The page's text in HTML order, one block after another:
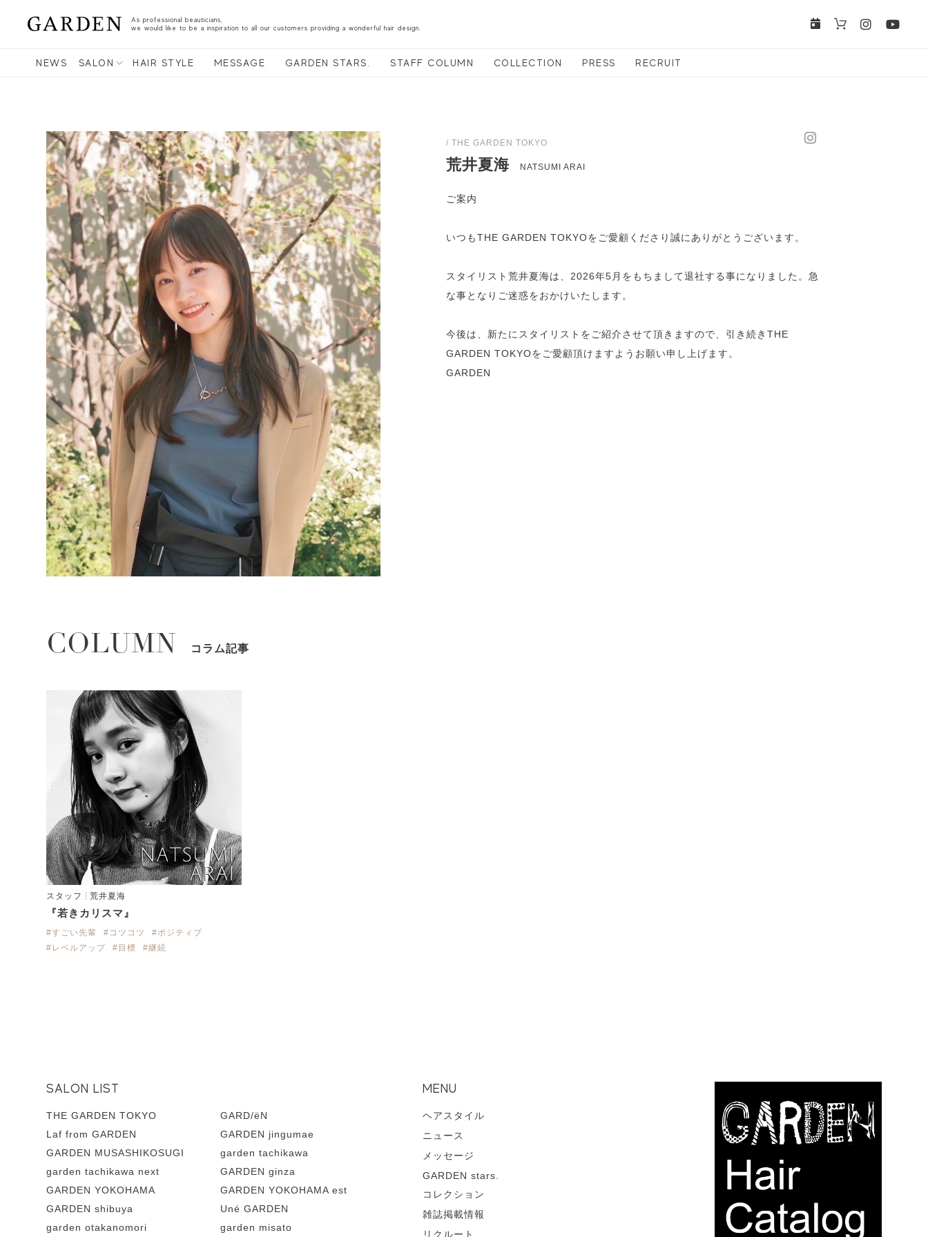
As professional beauticians,
we would like to be a inspiration to all our customers providing a wonderful hair design.
NEWS SALON HAIR STYLE MESSAGE GARDEN STARS. STAFF COLUMN COLLECTION PRESS RECRUIT
/ THE GARDEN TOKYO
荒井夏海 NATSUMI ARAI
ご案内
いつもTHE GARDEN TOKYOをご愛顧くださり誠にありがとうございます。
スタイリスト荒井夏海は、2026年5月をもちまして退社する事になりました。急
な事となりご迷惑をおかけいたします。
今後は、新たにスタイリストをご紹介させて頂きますので、引き続きTHE
GARDEN TOKYOをご愛顧頂けますようお願い申し上げます。
GARDEN
COLUMN コラム記事
スタッフ 荒井夏海
『若きカリスマ』
#すごい先輩 #コツコツ
#ポジティブ
#レベルアップ
#目標 #継続
SALON LIST
THE GARDEN TOKYO
GARD/ëN
Laf from GARDEN
GARDEN jingumae
GARDEN MUSASHIKOSUGI
garden tachikawa
garden tachikawa next
GARDEN ginza
GARDEN YOKOHAMA
GARDEN YOKOHAMA est
GARDEN shibuya
Uné GARDEN
garden otakanomori
garden misato
MENU
ヘアスタイル
ニュース
メッセージ
GARDEN stars.
コレクション
雑誌掲載情報
リクルート